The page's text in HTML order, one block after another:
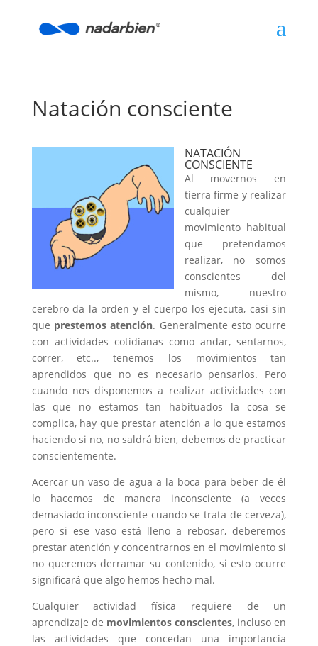
Natación consciente
NATACIÓN
CONSCIENTE
Al movernos en
tierra firme y realizar
cualquier
movimiento habitual
que pretendamos
realizar, no somos
conscientes del
mismo, nuestro
cerebro da la orden y el cuerpo los ejecuta, casi sin
que prestemos atención. Generalmente esto ocurre
con actividades cotidianas como andar, sentarnos,
correr, etc.., tenemos los movimientos tan
aprendidos que no es necesario pensarlos. Pero
cuando nos disponemos a realizar actividades con
las que no estamos tan habituados la cosa se
complica, hay que prestar atención a lo que estamos
haciendo si no, no saldrá bien, debemos de practicar
conscientemente.
Acercar un vaso de agua a la boca para beber de él
lo hacemos de manera inconsciente (a veces
demasiado inconsciente cuando se trata de cerveza),
pero si ese vaso está lleno a rebosar, deberemos
prestar atención y concentrarnos en el movimiento si
no queremos derramar su contenido, si esto ocurre
significará que algo hemos hecho mal.
Cualquier actividad física requiere de un
aprendizaje de movimientos conscientes, incluso en
las actividades que concedan una importancia